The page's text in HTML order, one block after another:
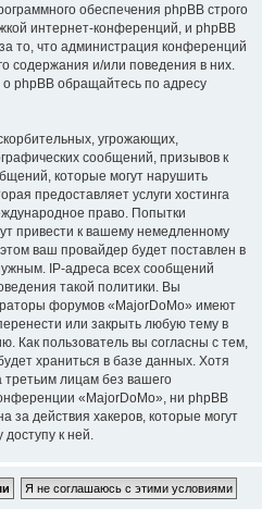
обеспечения phpBB строго
интернет-конференций, и phpBB
то, что администрация конференций
содержания и/или поведения в них.
phpBB обращайтесь по адресу
угрожающих,
сообщений, призывов к
которые могут нарушить
предоставляет услуги хостинга
право. Попытки
привести к вашему немедленному
ваш провайдер будет поставлен в
IP-адреса всех сообщений
такой политики. Вы
форумов «MajorDoMo» имеют
или закрыть любую тему в
Как пользователь вы согласны с тем,
храниться в базе данных. Хотя
лицам без вашего
«MajorDoMo», ни phpBB
за действия хакеров, которые могут
к ней.